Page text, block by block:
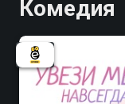
Комедия